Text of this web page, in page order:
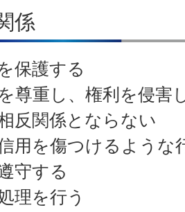
係
保護する
尊重し、権利を侵害
反関係とならない
用を傷つけるような
守する
理を行う